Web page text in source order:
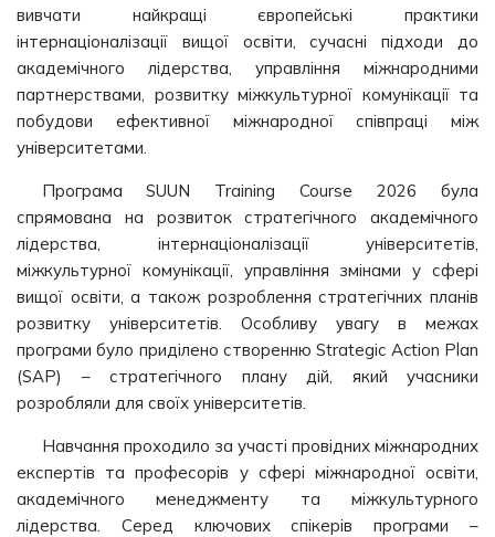
вивчати найкращі європейські практики
інтернаціоналізації вищої освіти, сучасні підходи до
академічного лідерства, управління міжнародними
партнерствами, розвитку міжкультурної комунікації та
побудови ефективної міжнародної співпраці між
університетами.
Програма SUUN Training Course 2026 була
спрямована на розвиток стратегічного академічного
лідерства, інтернаціоналізації університетів,
міжкультурної комунікації, управління змінами у сфері
вищої освіти, а також розроблення стратегічних планів
розвитку університетів. Особливу увагу в межах
програми було приділено створенню Strategic Action Plan
(SAP) – стратегічного плану дій, який учасники
розробляли для своїх університетів.
Навчання проходило за участі провідних міжнародних
експертів та професорів у сфері міжнародної освіти,
академічного менеджменту та міжкультурного
лідерства. Серед ключових спікерів програми –